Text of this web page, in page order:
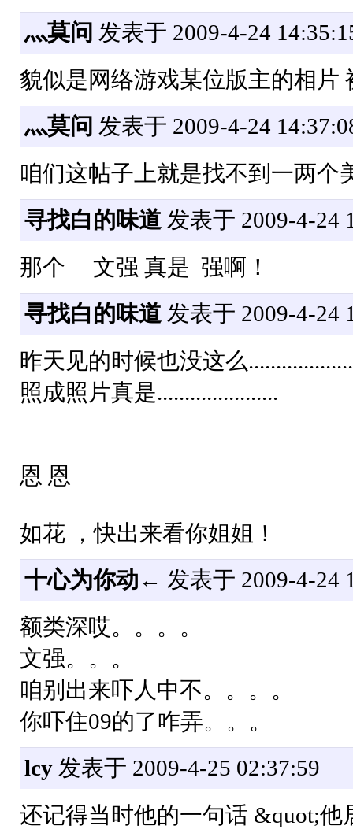
灬莫问 发表于 2009-4-24
貌似是网络游戏某位版主的相片
灬莫问 发表于 2009-4-24
咱们这帖子上就是找不到一两
寻找白的味道 发表于 2009-4-24
那个 文强 真是 强啊！
寻找白的味道 发表于 2009-4-24
昨天见的时候也没这么
照成照片真是......................
恩 恩
如花 ，快出来看你姐姐！
十心为你动← 发表于 2009-4-24
额类深哎。。。。
文强。。。
咱别出来吓人中不。。。。
你吓住09的了咋弄。。。
lcy发表于 2009-4-25 02:37:59
还记得当时他的一句话 &quot;他